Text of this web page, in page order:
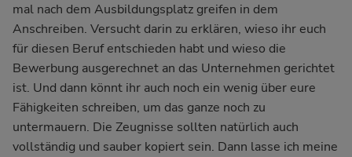
mal nach dem Ausbildungsplatz greifen in dem
Anschreiben. Versucht darin zu erklären, wieso ihr euch
für diesen Beruf entschieden habt und wieso die
Bewerbung ausgerechnet an das Unternehmen gerichtet
ist. Und dann könnt ihr auch noch ein wenig über eure
Fähigkeiten schreiben, um das ganze noch zu
untermauern. Die Zeugnisse sollten natürlich auch
vollständig und sauber kopiert sein. Dann lasse ich meine